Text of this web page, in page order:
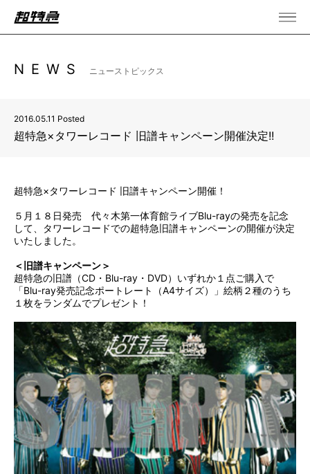
NEWS ニューストピックス
2016.05.11 Posted
超特急×タワーレコード 旧譜キャンペーン開催決定!!
超特急×タワーレコード 旧譜キャンペーン開催！
５月１８日発売 代々木第一体育館ライブBlu-rayの発売を記念
して、タワーレコードでの超特急旧譜キャンペーンの開催が決定
いたしました。
＜旧譜キャンペーン＞
超特急の旧譜（CD・Blu-ray・DVD）いずれか１点ご購入で
「Blu-ray発売記念ポートレート（A4サイズ）」絵柄２種のうち
１枚をランダムでプレゼント！